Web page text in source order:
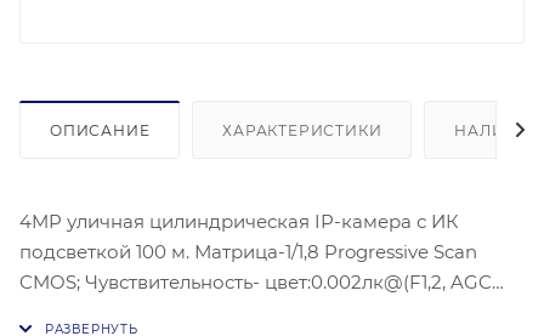
ОПИСАНИЕ ХАРАКТЕРИСТИКИ НАЛИЧИЕ
4MP уличная цилиндрическая IP-камера с ИК
подсветкой 100 м. Матрица-1/1,8 Progressive Scan
CMOS; Чувствительность- цвет:0.002лк@(F1,2, AGC